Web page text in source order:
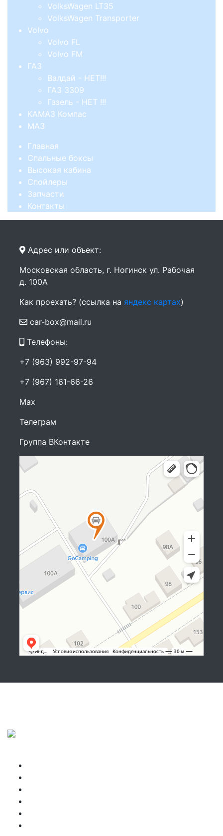
VolksWagen LT35
VolksWagen Transporter
Volvo
Volvo FL
Volvo FM
ГАЗ
Валдай - НЕТ!!!
ГАЗ 3309
Газель - НЕТ !!!
КАМАЗ Компас
МАЗ
Главная
Спальные боксы
Высокая кабина
Спойлеры
Запчасти
Контакты
Адрес или объект:
Московская область, г. Ногинск ул. Рабочая
д. 100А
Как проехать? (ссылка на яндекс картах)
car-box@mail.ru
Телефоны:
+7 (963) 992-97-94
+7 (967) 161-66-26
Max
Телеграм
Группа ВКонтакте